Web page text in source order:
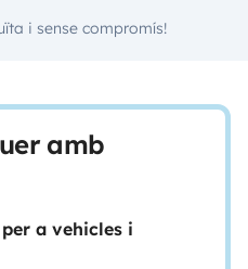
i sense compromís!
amb
a vehicles i